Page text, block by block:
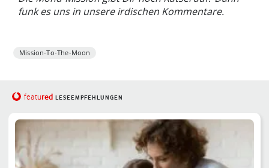
funk es uns in unsere irdischen Kommentare.
Mission-To-The-Moon
featured LESEEMPFEHLUNGEN